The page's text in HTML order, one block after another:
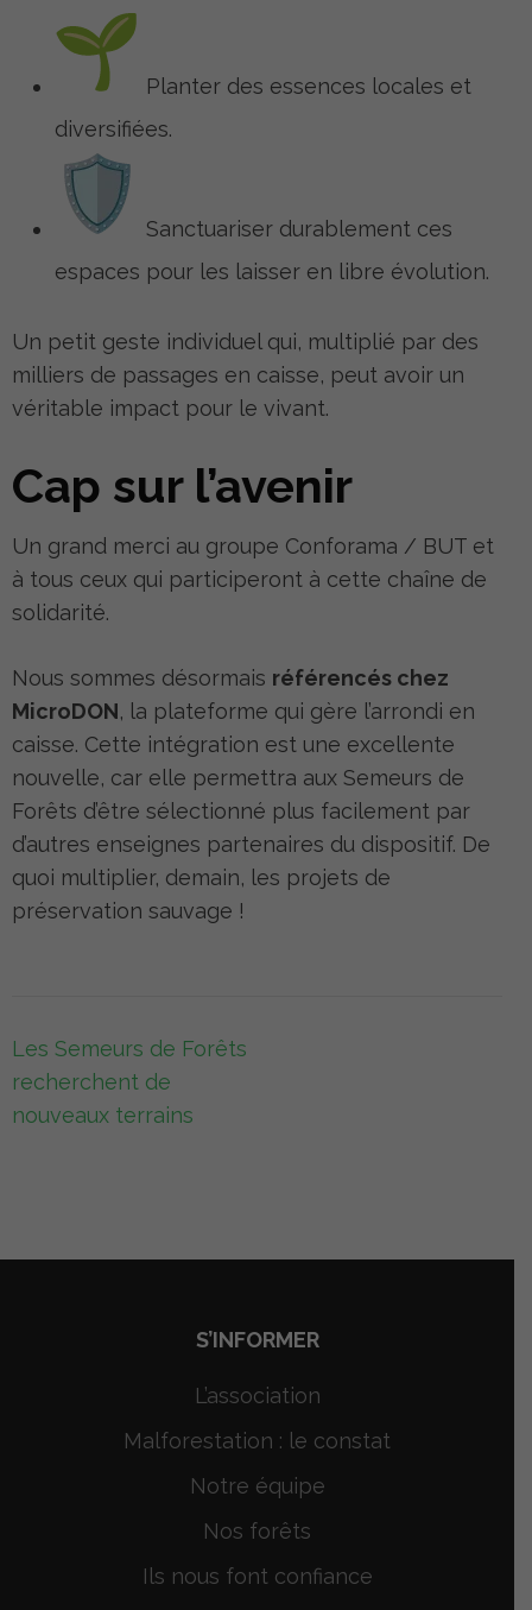
Planter des essences locales et
diversifiées.
Sanctuariser durablement ces
espaces pour les laisser en libre évolution.
Un petit geste individuel qui, multiplié par des
milliers de passages en caisse, peut avoir un
véritable impact pour le vivant.
Cap sur l’avenir
Un grand merci au groupe Conforama / BUT et
à tous ceux qui participeront à cette chaîne de
solidarité.
Nous sommes désormais référencés chez
MicroDON, la plateforme qui gère l’arrondi en
caisse. Cette intégration est une excellente
nouvelle, car elle permettra aux Semeurs de
Forêts d’être sélectionné plus facilement par
d’autres enseignes partenaires du dispositif. De
quoi multiplier, demain, les projets de
préservation sauvage !
Navigation
de
l’article
Les Semeurs de Forêts
recherchent de
nouveaux terrains
S’INFORMER
L’association
Malforestation : le constat
Notre équipe
Nos forêts
Ils nous font confiance